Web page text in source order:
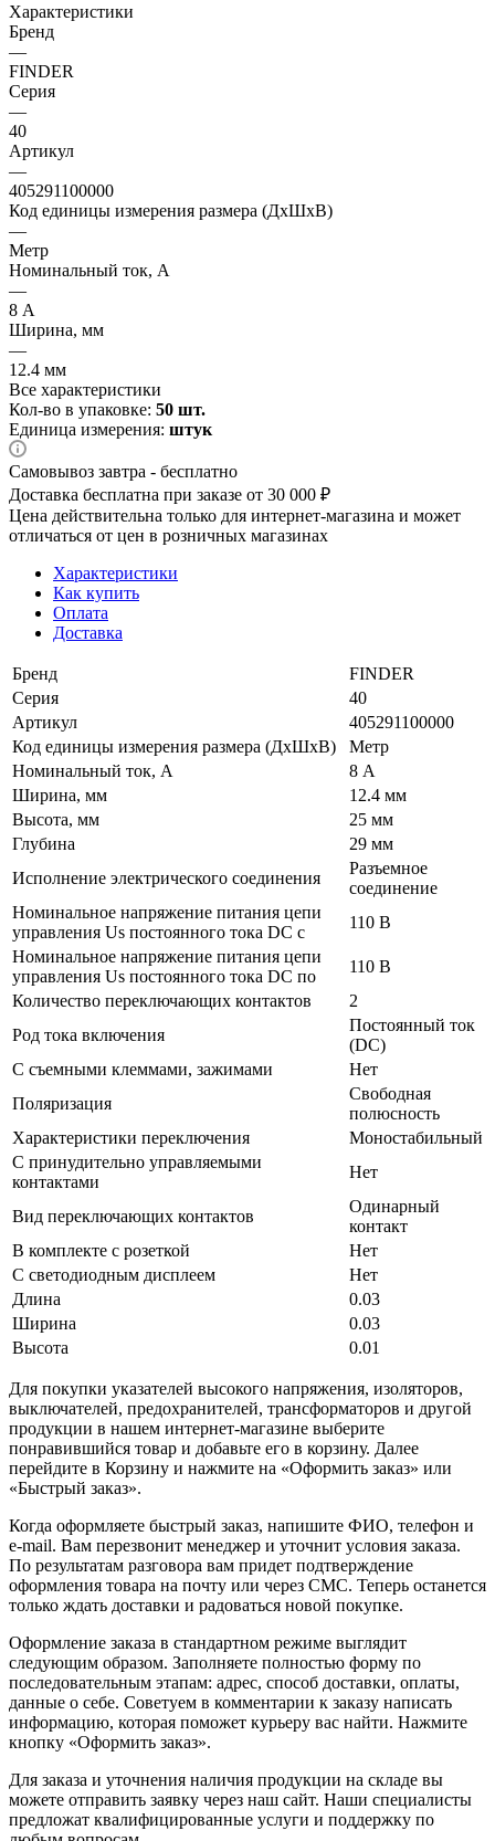
Характеристики
Бренд
—
FINDER
Серия
—
40
Артикул
—
405291100000
Код единицы измерения размера (ДхШхВ)
—
Метр
Номинальный ток, А
—
8 А
Ширина, мм
—
12.4 мм
Все характеристики
Кол-во в упаковке: 50 шт.
Единица измерения: штук
Самовывоз завтра - бесплатно
Доставка бесплатна при заказе от 30 000 ₽
Цена действительна только для интернет-магазина и может
отличаться от цен в розничных магазинах
Характеристики
Как купить
Оплата
Доставка
Бренд
FINDER
Серия
40
Артикул
405291100000
Код единицы измерения размера (ДхШхВ)
Метр
Номинальный ток, А
8 А
Ширина, мм
12.4 мм
Высота, мм
25 мм
Глубина
29 мм
Исполнение электрического соединения
Разъемное
соединение
Номинальное напряжение питания цепи
управления Us постоянного тока DC с
110 В
Номинальное напряжение питания цепи
управления Us постоянного тока DC по
110 В
Количество переключающих контактов
2
Род тока включения
Постоянный ток
(DC)
С съемными клеммами, зажимами
Нет
Поляризация
Свободная
полюсность
Характеристики переключения
Моностабильный
С принудительно управляемыми
контактами
Нет
Вид переключающих контактов
Одинарный
контакт
В комплекте с розеткой
Нет
С светодиодным дисплеем
Нет
Длина
0.03
Ширина
0.03
Высота
0.01
Для покупки указателей высокого напряжения, изоляторов,
выключателей, предохранителей, трансформаторов и другой
продукции в нашем интернет-магазине выберите
понравившийся товар и добавьте его в корзину. Далее
перейдите в Корзину и нажмите на «Оформить заказ» или
«Быстрый заказ».
Когда оформляете быстрый заказ, напишите ФИО, телефон и
e-mail. Вам перезвонит менеджер и уточнит условия заказа.
По результатам разговора вам придет подтверждение
оформления товара на почту или через СМС. Теперь останется
только ждать доставки и радоваться новой покупке.
Оформление заказа в стандартном режиме выглядит
следующим образом. Заполняете полностью форму по
последовательным этапам: адрес, способ доставки, оплаты,
данные о себе. Советуем в комментарии к заказу написать
информацию, которая поможет курьеру вас найти. Нажмите
кнопку «Оформить заказ».
Для заказа и уточнения наличия продукции на складе вы
можете отправить заявку через наш сайт. Наши специалисты
предложат квалифицированные услуги и поддержку по